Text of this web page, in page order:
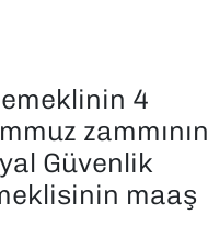
4
zammının
Güvenlik
maaş